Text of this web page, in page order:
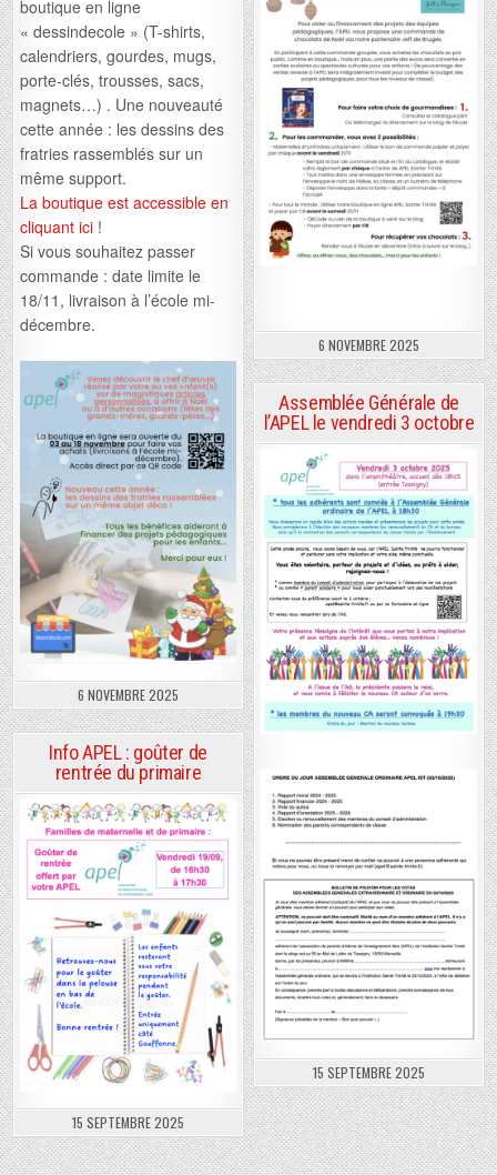
6 NOVEMBRE 2025
boutique en ligne
« dessindecole » (T-shirts,
calendriers, gourdes, mugs,
porte-clés, trousses, sacs,
magnets…) . Une nouveauté
cette année : les dessins des
fratries rassemblés sur un
même support.
La boutique est accessible en
cliquant ici !
Si vous souhaitez passer
commande : date limite le
18/11, livraison à l’école mi-
décembre.
6 NOVEMBRE 2025
Assemblée Générale de
l’APEL le vendredi 3 octobre
15 SEPTEMBRE 2025
Info APEL : goûter de
rentrée du primaire
15 SEPTEMBRE 2025